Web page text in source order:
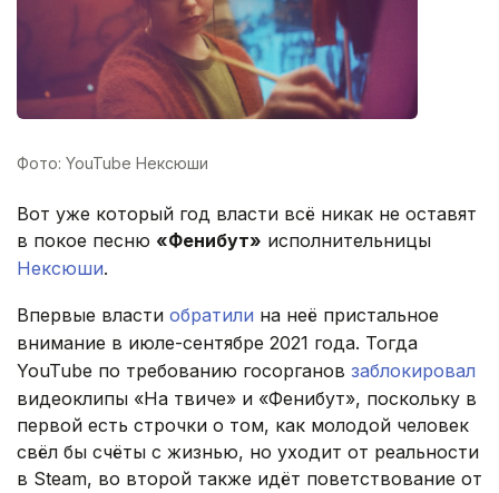
Фото: YouTube Нексюши
Вот уже который год власти всё никак не оставят
в покое песню «Фенибут» исполнительницы
Нексюши.
Впервые власти обратили на неё пристальное
внимание в июле-сентябре 2021 года. Тогда
YouTube по требованию госорганов заблокировал
видеоклипы «На твиче» и «Фенибут», поскольку в
первой есть строчки о том, как молодой человек
свёл бы счёты с жизнью, но уходит от реальности
в Steam, во второй также идёт поветствование от